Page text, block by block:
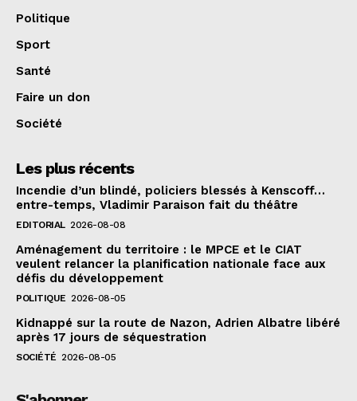
Politique
Sport
Santé
Faire un don
Société
Les plus récents
Incendie d’un blindé, policiers blessés à Kenscoff…
entre-temps, Vladimir Paraison fait du théâtre
EDITORIAL 2026-08-08
Aménagement du territoire : le MPCE et le CIAT
veulent relancer la planification nationale face aux
défis du développement
POLITIQUE 2026-08-05
Kidnappé sur la route de Nazon, Adrien Albatre libéré
après 17 jours de séquestration
SOCIÉTÉ 2026-08-05